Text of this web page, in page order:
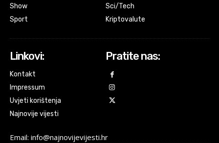
Show
Sport
Sci/Tech
Kriptovalute
Linkovi:
Kontakt
Impressum
Uvjeti korištenja
Najnovije vijesti
Pratite nas:
Email: info@najnovijevijesti.hr